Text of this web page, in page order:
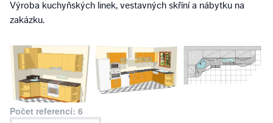
Výroba kuchyňských linek, vestavných skříní a nábytku na
zakázku.
Počet referencí: 6